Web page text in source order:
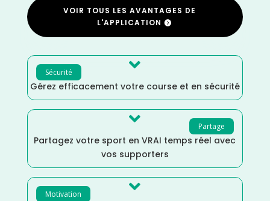
VOIR TOUS LES AVANTAGES DE
L'APPLICATION
Sécurité 
Gérez efficacement votre course et en sécurité
Partage

Partagez votre sport en VRAI temps réel avec
vos supporters
Motivation 